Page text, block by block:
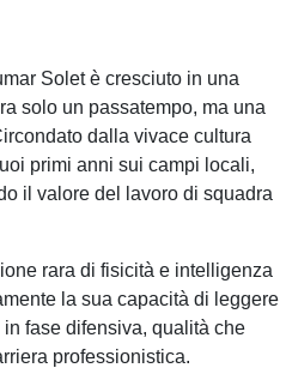
Solet è cresciuto in una
solo un passatempo, ma una
dalla vivace cultura
primi anni sui campi locali,
il valore del lavoro di squadra
rara di fisicità e intelligenza
la sua capacità di leggere
fase difensiva, qualità che
professionistica.